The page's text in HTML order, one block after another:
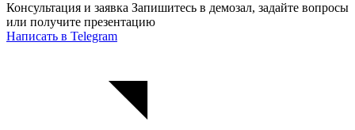
Консультация и заявка Запишитесь в демозал, задайте вопросы
или получите презентацию
Написать в Telegram